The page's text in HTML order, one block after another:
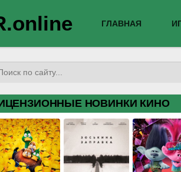
ГЛАВНАЯ
НОВИНКИ КИНО